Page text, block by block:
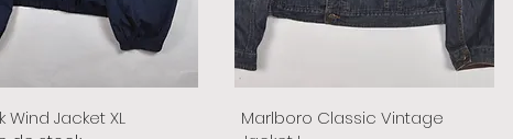
Wind Jacket XL
Marlboro Classic Vintage